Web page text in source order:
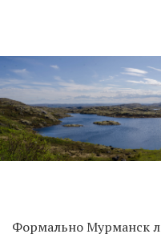
Формально Мурманск